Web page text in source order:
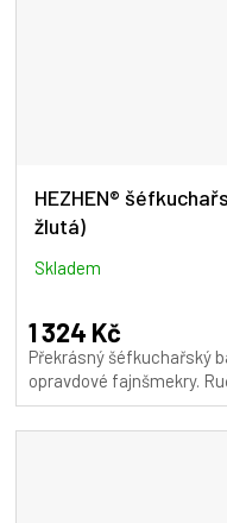
HEZHEN®
žlutá)
Skladem
1 324 Kč
Překrásný šéfkuchařský
opravdové fajnšmekry.